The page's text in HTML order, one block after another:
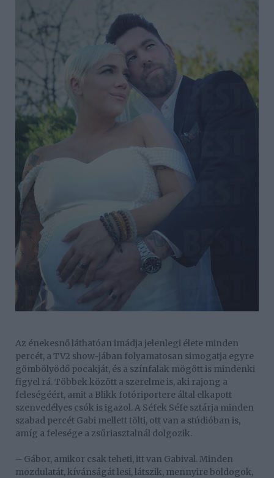
Az énekesnő láthatóan imádja jelenlegi élete minden
percét, a TV2 show-jában folyamatosan simogatja egyre
gömbölyödő pocakját, és a színfalak mögött is mindenki
figyel rá. Többek között a szerelme is, aki rajong a
feleségéért, amit a Blikk fotóriportere által elkapott
szenvedélyes csók is igazol. A Séfek Séfe sztárja minden
szabad percét Gabi mellett tölti, ott van a stúdióban is,
amíg a felesége a zsűriasztalnál dolgozik.
– Gábor, amikor csak teheti, itt van Gabival. Minden
mozdulatát, kívánságát lesi, látszik, mennyire boldogok,